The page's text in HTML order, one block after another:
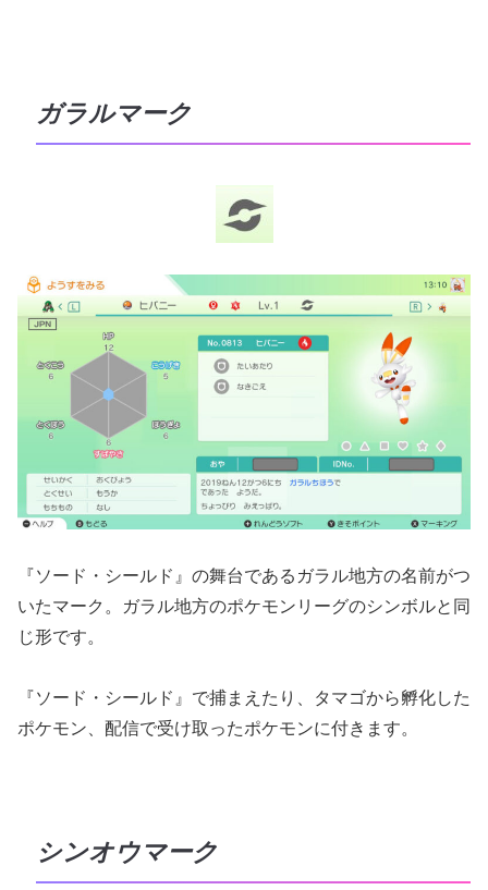
ガラルマーク
『ソード・シールド』の舞台であるガラル地方の名前がつ
いたマーク。ガラル地方のポケモンリーグのシンボルと同
じ形です。
『ソード・シールド』で捕まえたり、タマゴから孵化した
ポケモン、配信で受け取ったポケモンに付きます。
シンオウマーク